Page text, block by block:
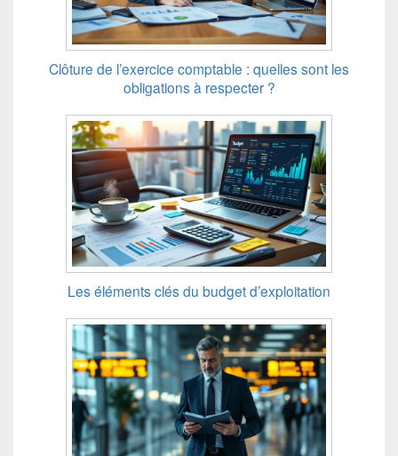
Clôture de l’exercice comptable : quelles sont les
obligations à respecter ?
Les éléments clés du budget d’exploitation